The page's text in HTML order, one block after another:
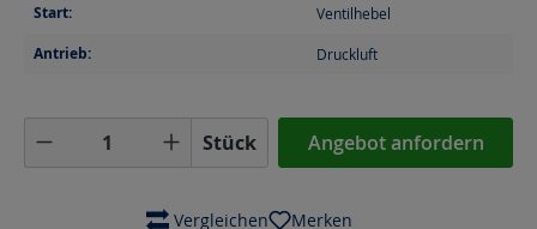
Start: Ventilhebel
Antrieb: Druckluft
Produkt Anzahl: Gib den gewünschten
Stück Angebot anfordern
Vergleichen Merken